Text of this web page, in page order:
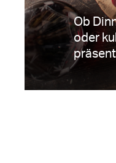
Ob
oder